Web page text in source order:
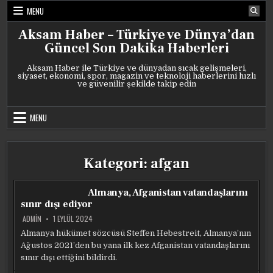
Skip
content
MENU
Aksam Haber – Türkiye ve Dünya’dan
Güncel Son Dakika Haberleri
Aksam Haber ile Türkiye ve dünyadan sıcak gelişmeleri,
siyaset, ekonomi, spor, magazin ve teknoloji haberlerini hızlı
ve güvenilir şekilde takip edin
MENU
Kategori: afgan
Almanya, Afganistan vatandaşlarını
sınır dışı ediyor
ADMIN 1 EYLÜL 2024
Almanya hükümet sözcüsü Steffen Hebestreit, Almanya’nın
Ağustos 2021’den bu yana ilk kez Afganistan vatandaşlarını
sınır dışı ettiğini bildirdi.